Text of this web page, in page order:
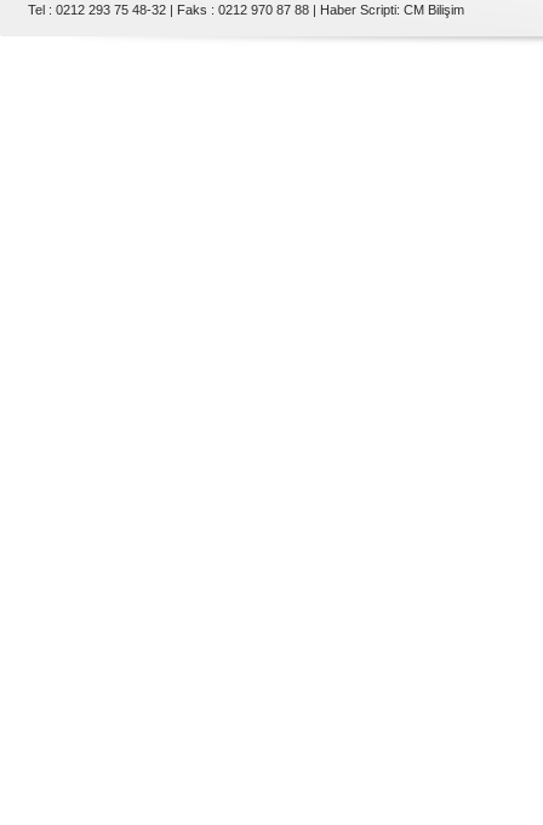
Tel : 0212 293 75 48-32 | Faks : 0212 970 87 88 | Haber Scripti: CM Bilişim